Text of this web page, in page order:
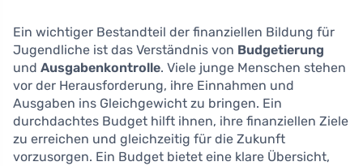
Ein wichtiger Bestandteil der finanziellen Bildung für
Jugendliche ist das Verständnis von Budgetierung
und Ausgabenkontrolle. Viele junge Menschen stehen
vor der Herausforderung, ihre Einnahmen und
Ausgaben ins Gleichgewicht zu bringen. Ein
durchdachtes Budget hilft ihnen, ihre finanziellen Ziele
zu erreichen und gleichzeitig für die Zukunft
vorzusorgen. Ein Budget bietet eine klare Übersicht,